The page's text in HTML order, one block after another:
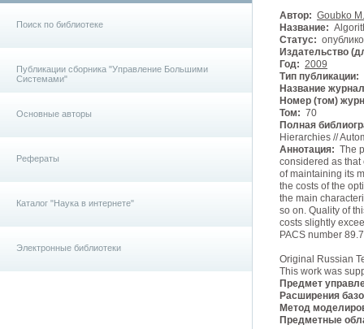
Поиск по библиотеке
Публикации сборника "Управление Большими
Системами"
Основные авторы
Рефераты
Каталог "Наука в интернете"
Электронные библиотеки
Автор: Goubko
Название:
Статус:
Издательство
Год: 2009
Тип публикации:
Название
Номер (том)
Том: 70
Полная
Hierarchies //
Аннотация: The
considered as that
of maintaining its
the costs of the
the main
so on. Quality of
costs slightly
PACS number
Original Russian
This work was
Предмет
Расширения
Метод
Предметные